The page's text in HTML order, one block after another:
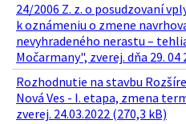
24/2006 Z. z. o posudzovaní
k oznámeniu o zmene
nevyhradeného nerastu –
Močarmany", zverej. dňa 29. 04
Rozhodnutie na stavbu
Nová Ves - I. etapa, zmena
zverej. 24.03.2022 (270,3 kB)